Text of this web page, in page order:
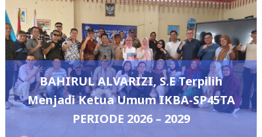
SP45TA
DPRD Lampung
Pengembangan Olahraga
Melalui Perwosi Padel
Tournament 2026
May 7, 2026 0
Kakon Penanggungan